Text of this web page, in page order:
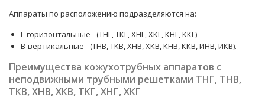
Аппараты по расположению подразделяются на:
Г-горизонтальные - (ТНГ, ТКГ, ХНГ, ХКГ, КНГ, ККГ)
В-вертикальные - (ТНВ, ТКВ, ХНВ, ХКВ, КНВ, ККВ, ИНВ, ИКВ).
Преимущества кожухотрубных аппаратов с
неподвижными трубными решетками ТНГ, ТНВ,
ТКВ, ХНВ, ХКВ, ТКГ, ХНГ, ХКГ